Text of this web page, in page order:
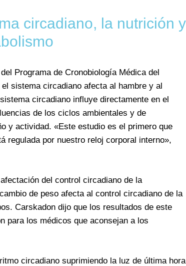
circadiano, la nutrición y
Programa de Cronobiología Médica del
sistema circadiano afecta al hambre y al
circadiano influye directamente en el
de los ciclos ambientales y de
y actividad. «Este estudio es el primero que
regulada por nuestro reloj corporal interno»,
del control circadiano de la
de peso afecta al control circadiano de la
Carskadon dijo que los resultados de este
para los médicos que aconsejan a los
circadiano suprimiendo la luz de última hora